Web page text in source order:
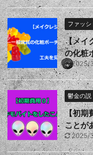
ファッシ
【メイ
の化粧
2025/
鬱金の説
【初期
ことが
2025/